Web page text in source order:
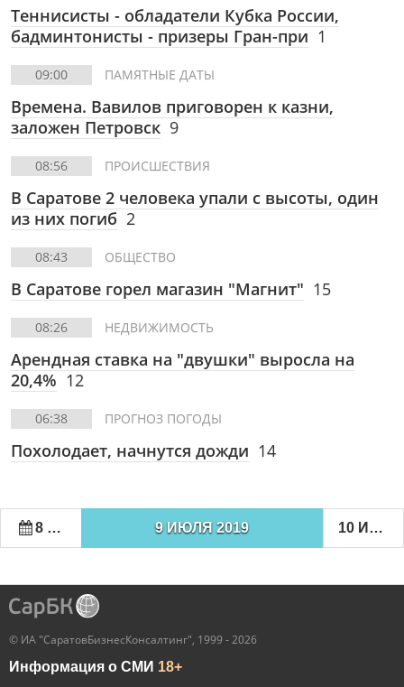
Теннисисты - обладатели Кубка России,
бадминтонисты - призеры Гран-при 1
09:00 ПАМЯТНЫЕ ДАТЫ
Времена. Вавилов приговорен к казни,
заложен Петровск 9
08:56 ПРОИСШЕСТВИЯ
В Саратове 2 человека упали с высоты, один
из них погиб 2
08:43 ОБЩЕСТВО
В Саратове горел магазин "Магнит" 15
08:26 НЕДВИЖИМОСТЬ
Арендная ставка на "двушки" выросла на
20,4% 12
06:38 ПРОГНОЗ ПОГОДЫ
Похолодает, начнутся дожди 14
8 ИЮЛЯ 2019 9 ИЮЛЯ 2019 10 ИЮЛЯ 2019
© ИА "СаратовБизнесКонсалтинг", 1999 - 2026
Информация о СМИ 18+